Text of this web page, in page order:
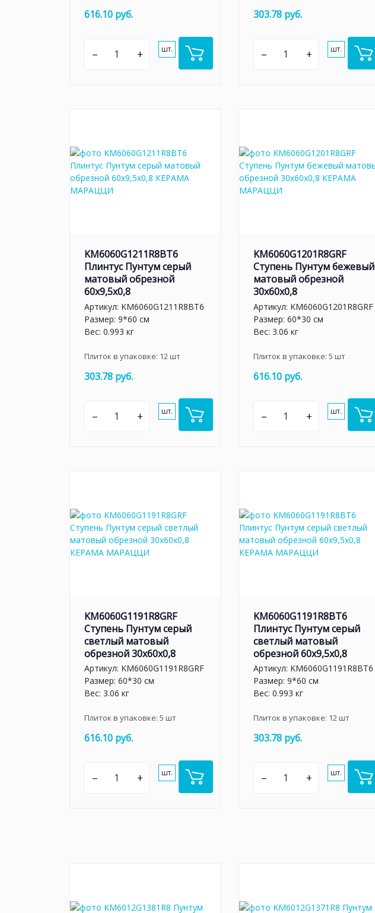
616.10 руб.
– + шт.
303.78 руб.
– + шт.
KM6060G1211R8BT6
Плинтус Пунтум серый
матовый обрезной
60x9,5x0,8
Артикул: KM6060G1211R8BT6
Размер: 9*60 см
Вес: 0.993 кг
Плиток в упаковке: 12 шт
303.78 руб.
– + шт.
KM6060G1201R8GRF
Ступень Пунтум бежевый
матовый обрезной
30x60x0,8
Артикул: KM6060G1201R8GRF
Размер: 60*30 см
Вес: 3.06 кг
Плиток в упаковке: 5 шт
616.10 руб.
– + шт.
KM6060G1191R8GRF
Ступень Пунтум серый
светлый матовый
обрезной 30x60x0,8
Артикул: KM6060G1191R8GRF
Размер: 60*30 см
Вес: 3.06 кг
Плиток в упаковке: 5 шт
616.10 руб.
– + шт.
KM6060G1191R8BT6
Плинтус Пунтум серый
светлый матовый
обрезной 60x9,5x0,8
Артикул: KM6060G1191R8BT6
Размер: 9*60 см
Вес: 0.993 кг
Плиток в упаковке: 12шт
303.78 руб.
– + шт.